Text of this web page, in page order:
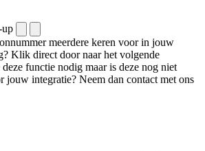
meerdere keren voor in jouw
Klik direct door naar het volgende
functie nodig maar is deze nog niet
jouw integratie? Neem dan contact met ons